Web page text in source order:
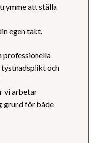
att ställa
egen takt.
professionella
och
vi arbetar
grund för både